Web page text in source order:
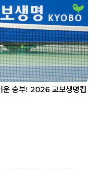
운 승부! 2026 교보생명컵